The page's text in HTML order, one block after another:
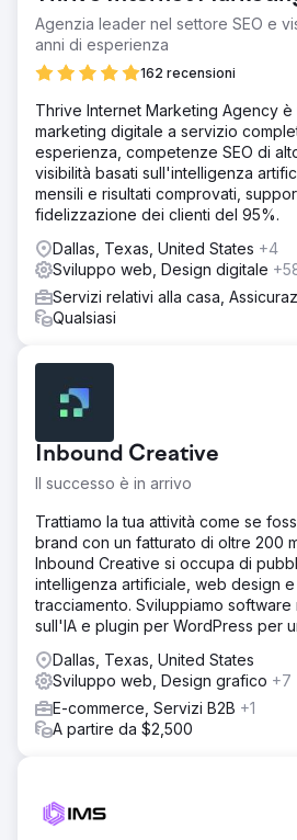
Agenzia leader nel settore SEO e
anni di esperienza
162 recensioni
Thrive Internet Marketing Agency
marketing digitale a servizio
esperienza, competenze SEO di
visibilità basati sull'intelligenza
mensili e risultati comprovati,
fidelizzazione dei clienti del 95%.
Dallas, Texas, United States +4
Sviluppo web, Design digitale
Servizi relativi alla casa,
Qualsiasi
Inbound Creative
Il successo è in arrivo
Trattiamo la tua attività come se
brand con un fatturato di oltre 200
Inbound Creative si occupa di
intelligenza artificiale, web design
tracciamento. Sviluppiamo software
sull'IA e plugin per WordPress per
Dallas, Texas, United States
Sviluppo web, Design grafico +7
E-commerce, Servizi B2B +1
A partire da $2,500